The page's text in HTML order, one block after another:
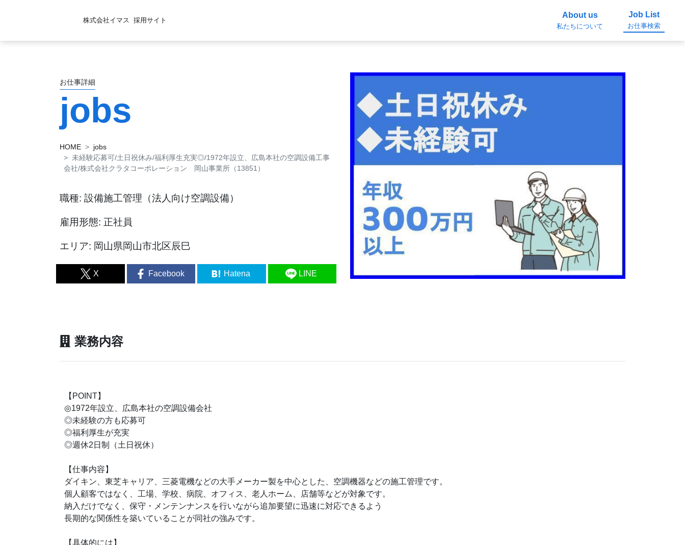
株式会社イマス 採用サイト
About us
私たちについて
Job List
お仕事検索
お仕事詳細
jobs
HOME
jobs
未経験応募可/土日祝休み/福利厚生充実◎/1972年設立、広島本社の空調設備工事
会社/株式会社クラタコーポレーション 岡山事業所（13851）
職種: 設備施工管理（法人向け空調設備）
雇用形態: 正社員
エリア: 岡山県岡山市北区辰巳
X Facebook Hatena LINE
業務内容
【POINT】
◎1972年設立、広島本社の空調設備会社
◎未経験の方も応募可
◎福利厚生が充実
◎週休2日制（土日祝休）
【仕事内容】
ダイキン、東芝キャリア、三菱電機などの大手メーカー製を中心とした、空調機器などの施工管理です。
個人顧客ではなく、工場、学校、病院、オフィス、老人ホーム、店舗等などが対象です。
納入だけでなく、保守・メンテンナンスを行いながら追加要望に迅速に対応できるよう
長期的な関係性を築いていることが同社の強みです。
【具体的には】